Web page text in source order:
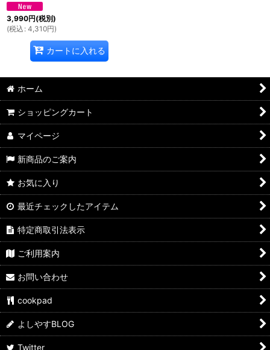
3,990円(税別)
(税込 : 4,310円)
カートに入れる
ホーム
ショッピングカート
マイページ
新商品のご案内
お気に入り
最近チェックしたアイテム
特定商取引法表示
ご利用案内
お問い合わせ
cookpad
よしやすBLOG
Twitter